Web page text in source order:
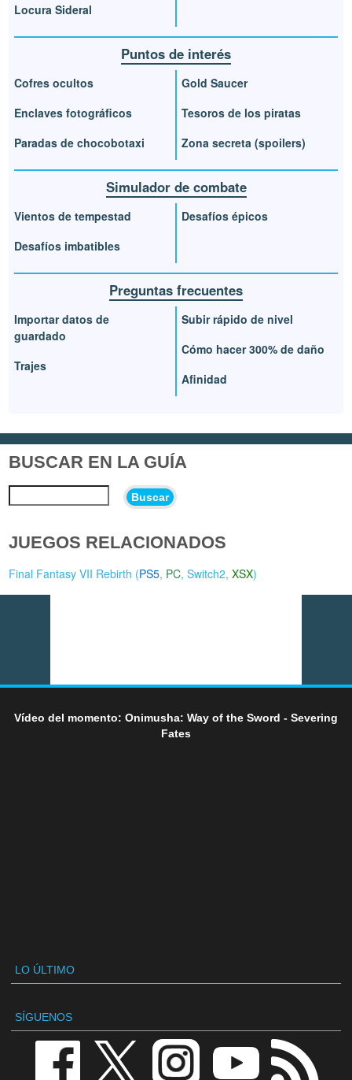
Locura Sideral
Puntos de interés
Cofres ocultos
Enclaves fotográficos
Paradas de chocobotaxi
Gold Saucer
Tesoros de los piratas
Zona secreta (spoilers)
Simulador de combate
Vientos de tempestad
Desafíos imbatibles
Desafíos épicos
Preguntas frecuentes
Importar datos de
guardado
Trajes
Subir rápido de nivel
Cómo hacer 300% de daño
Afinidad
BUSCAR EN LA GUÍA
Buscar
JUEGOS RELACIONADOS
Final Fantasy VII Rebirth (PS5, PC,Switch2,XSX)
Vídeo del momento: Onimusha: Way of the Sword - Severing
Fates
LO ÚLTIMO
SÍGUENOS